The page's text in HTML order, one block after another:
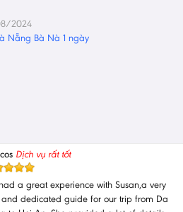
2024
Nẵng Bà Nà 1 ngày
Dịch vụ rất tốt
a great experience with Susan,a very
dedicated guide for our trip from Da